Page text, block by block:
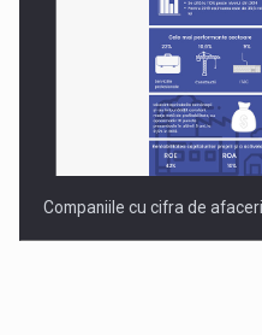
Companiile cu cifra de